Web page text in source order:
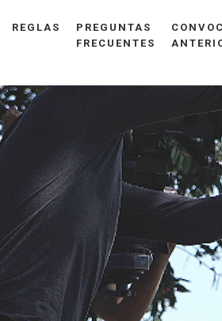
REGLAS
PREGUNTAS
FRECUENTES